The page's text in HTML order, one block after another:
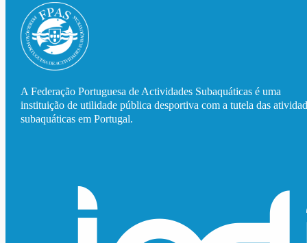
A Federação Portuguesa de Actividades Subaquáticas é uma
instituição de utilidade pública desportiva com a tutela das
subaquáticas em Portugal.